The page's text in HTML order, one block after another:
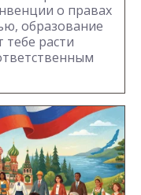
о правах
образование
тебе расти